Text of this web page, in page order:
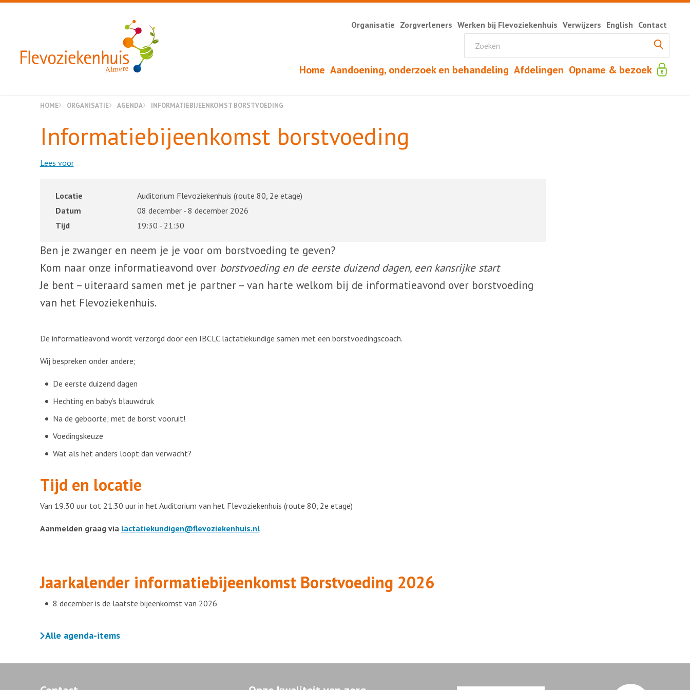
Almere Home Aandoening, onderzoek en behandeling Afdelingen Opname & bezoek
Organisatie Zorgverleners Werken bij Flevoziekenhuis Verwijzers English Contact
HOME ORGANISATIE AGENDA INFORMATIE­BIJ­EEN­KOMST BORSTVOEDING
Informatie­bij­een­komst borstvoeding
Lees voor
Locatie
Auditorium Flevoziekenhuis (route 80, 2e etage)
Datum
08 december - 8 december 2026
Tijd
19:30 - 21:30
Ben je zwanger en neem je je voor om borstvoeding te geven?
Kom naar onze informatieavond over borstvoeding en de eerste duizend dagen, een kansrijke start
Je bent – uiteraard samen met je partner – van harte welkom bij de informatieavond over borstvoeding
van het Flevoziekenhuis.
De informatieavond wordt verzorgd door een IBCLC lactatiekundige samen met een borstvoedingscoach.
Wij bespreken onder andere;
De eerste duizend dagen
Hechting en baby’s blauwdruk
Na de geboorte; met de borst vooruit!
Voedingskeuze
Wat als het anders loopt dan verwacht?
Tijd en locatie
Van 19.30 uur tot 21.30 uur in het Auditorium van het Flevoziekenhuis (route 80, 2e etage)
Aanmelden graag via lactatiekundigen@flevoziekenhuis.nl
Jaarkalender informatiebijeenkomst Borstvoeding 2026
8 december is de laatste bijeenkomst van 2026
Alle agenda-items